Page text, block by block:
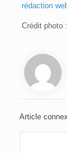
rédaction
Crédit photo
Article